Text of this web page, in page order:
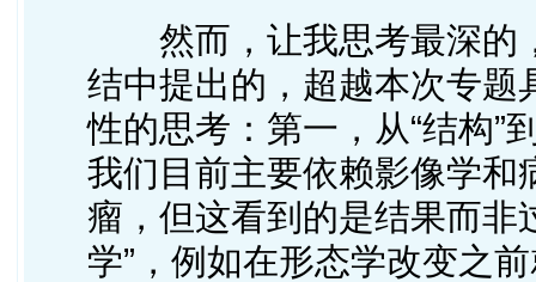
然而，让我思考最深的
结中提出的，超越本次专题
性的思考：第一，从“结构”
我们目前主要依赖影像学和
瘤，但这看到的是结果而非
学”，例如在形态学改变之